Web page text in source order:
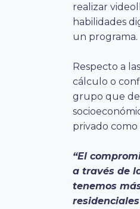
realizar
habilidades
un programa.
Respecto a
cálculo o
grupo que
privado
“El
a través de
tenemos